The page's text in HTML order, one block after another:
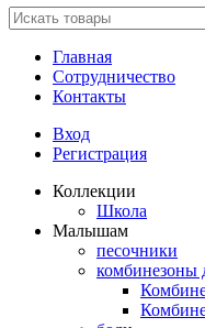
Главная
Сотрудничество
Контакты
Вход
Регистрация
Коллекции
Школа
Малышам
песочники
комбинезоны